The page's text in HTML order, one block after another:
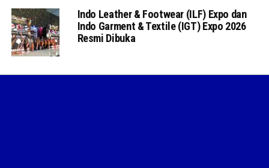
Indo Leather & Footwear (ILF) Expo dan
Indo Garment & Textile (IGT) Expo 2026
Resmi Dibuka